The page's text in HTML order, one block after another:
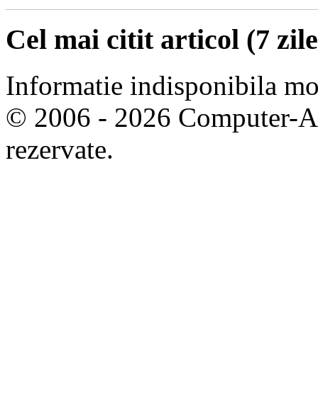
Cel mai citit articol (7
Informatie indisponibila
© 2006 - 2026 Computer-
rezervate.